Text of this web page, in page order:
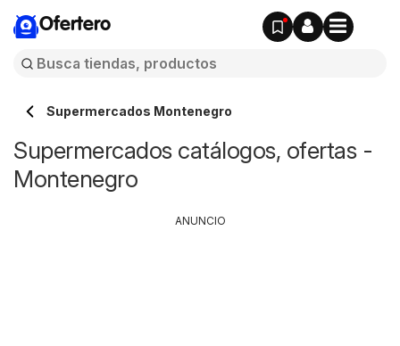
Ofertero
Supermercados Montenegro
Supermercados catálogos, ofertas -
Montenegro
ANUNCIO